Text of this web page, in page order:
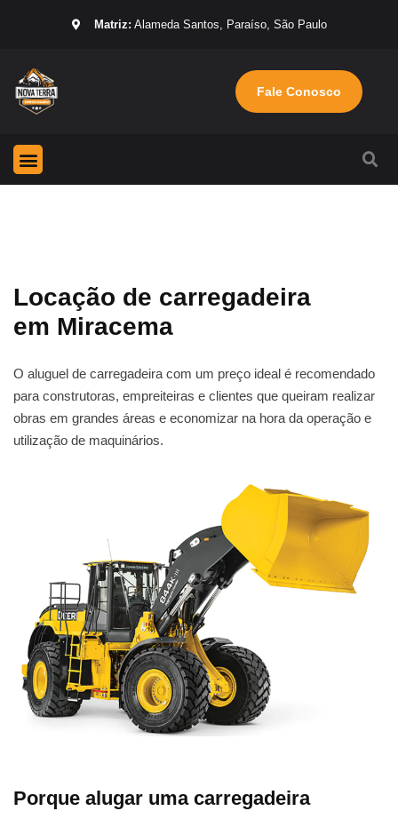
Matriz: Alameda Santos, Paraíso, São Paulo
Fale Conosco
Locação de carregadeira
em Miracema
O aluguel de carregadeira com um preço ideal é recomendado
para construtoras, empreiteiras e clientes que queiram realizar
obras em grandes áreas e economizar na hora da operação e
utilização de maquinários.
Porque alugar uma carregadeira